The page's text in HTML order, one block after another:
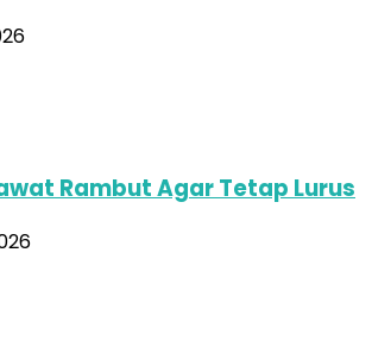
Rambut Agar Tetap Lurus